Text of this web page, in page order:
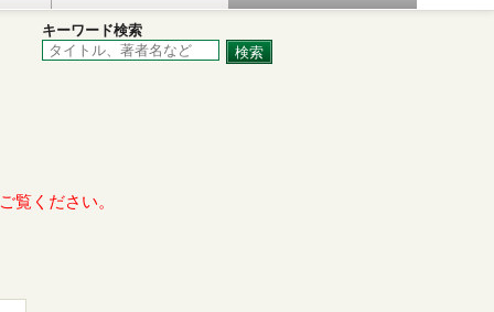
キーワード検索
覧ください。